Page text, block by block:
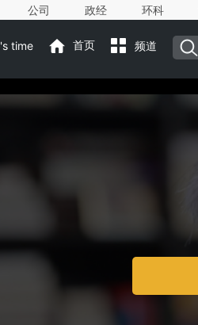
公司 政经 环科
time 首页 频道